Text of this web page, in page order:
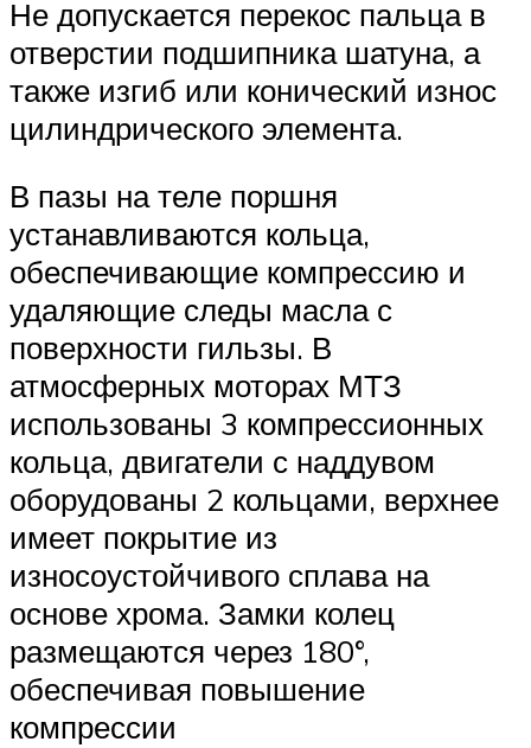
Не допускается перекос пальца в
отверстии подшипника шатуна, а
также изгиб или конический износ
цилиндрического элемента.
В пазы на теле поршня
устанавливаются кольца,
обеспечивающие компрессию и
удаляющие следы масла с
поверхности гильзы. В
атмосферных моторах МТЗ
использованы 3 компрессионных
кольца, двигатели с наддувом
оборудованы 2 кольцами, верхнее
имеет покрытие из
износоустойчивого сплава на
основе хрома. Замки колец
размещаются через 180°,
обеспечивая повышение
компрессии